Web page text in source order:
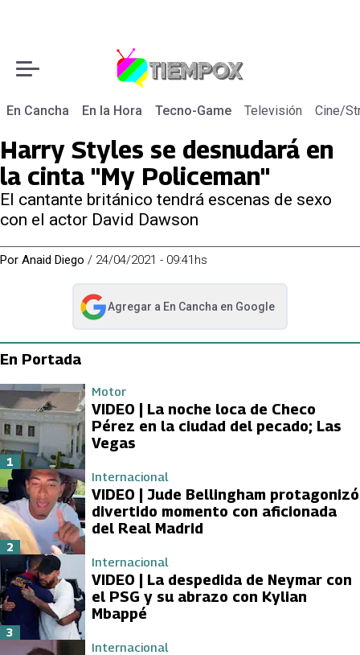
En Cancha En la Hora Tecno-Game Televisión Cine/
Harry Styles se desnudará en
la cinta "My Policeman"
El cantante británico tendrá escenas de sexo
con el actor David Dawson
Por Anaid Diego / 24/04/2021 - 09:41hs
Agregar a En Cancha en Google
abre en nueva pestaña
En Portada
Motor
VIDEO | La noche loca de Checo
Pérez en la ciudad del pecado; Las
Vegas
1
Internacional
VIDEO | Jude Bellingham protagonizó
divertido momento con aficionada
del Real Madrid
2
Internacional
VIDEO | La despedida de Neymar con
el PSG y su abrazo con Kylian
Mbappé
3
Internacional